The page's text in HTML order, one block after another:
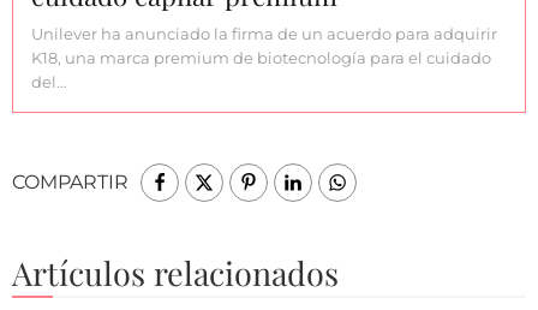
Unilever ha anunciado la firma de un acuerdo para adquirir
K18, una marca premium de biotecnología para el cuidado
del…
COMPARTIR
Artículos relacionados